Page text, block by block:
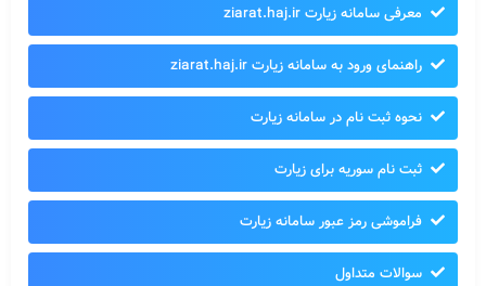
معرفی سامانه زیارت ziarat.haj.ir
راهنمای ورود به سامانه زیارت ziarat.haj.ir
نحوه ثبت نام در سامانه زیارت
ثبت نام سوریه برای زیارت
فراموشی رمز عبور سامانه زیارت
سوالات متداول